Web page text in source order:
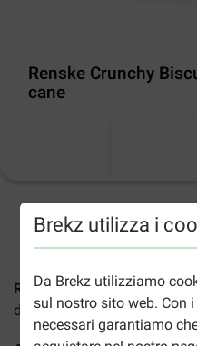
Brekz utilizza i
Da Brekz utilizziamo
sul nostro sito web. Con
necessari garantiamo
Renske Crunchy
cane
2-5gg lavorativi
Renske Crunchy Biscuits al
delizioso, sano e croccante